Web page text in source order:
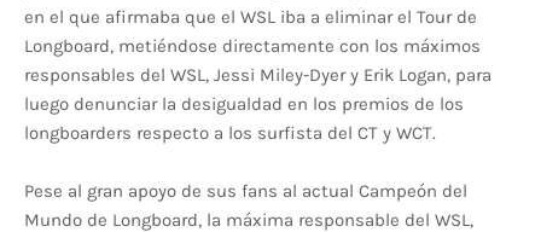
en el que afirmaba que el WSL iba a eliminar el Tour de
Longboard, metiéndose directamente con los máximos
responsables del WSL, Jessi Miley-Dyer y Erik Logan, para
luego denunciar la desigualdad en los premios de los
longboarders respecto a los surfista del CT y WCT.
Pese al gran apoyo de sus fans al actual Campeón del
Mundo de Longboard, la máxima responsable del WSL,